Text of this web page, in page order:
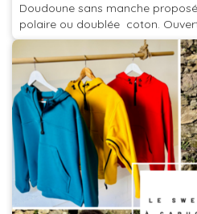
Doudoune sans manche
polaire ou doublée coton.